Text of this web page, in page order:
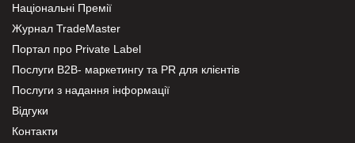
Національні Премії
Журнал TradeMaster
Портал про Private Label
Послуги В2В- маркетингу та PR для клієнтів
Послуги з надання інформації
Відгуки
Контакти